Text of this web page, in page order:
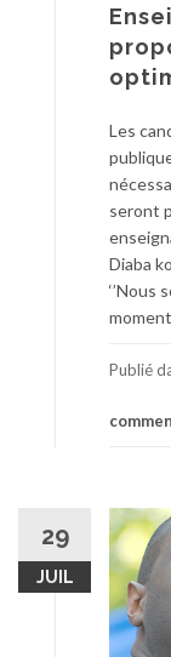
Les
seront
Diaba
‘’Nous
Publié
29
JUIL